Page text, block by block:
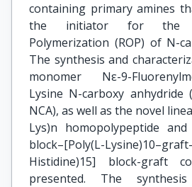
containing primary amines
the initiator for the
Polymerization (ROP) of N-
The synthesis and
monomer Nε-9-
Lysine N-carboxy anhydride
NCA), as well as the novel
Lys)n homopolypeptide and
block–[Poly(L-
Histidine)15] block-graft
presented. The